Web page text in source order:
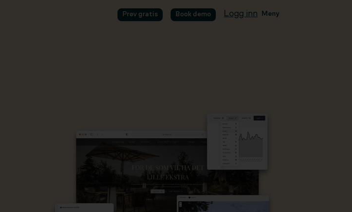
Prøv gratis Book demo Logg inn Meny